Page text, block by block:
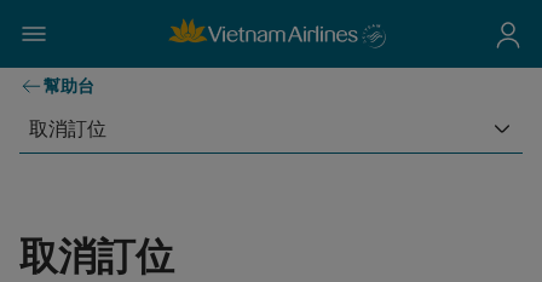
幫助台
取消訂位
取消訂位